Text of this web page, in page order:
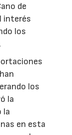
de
interés
los
los
la
la
en esta